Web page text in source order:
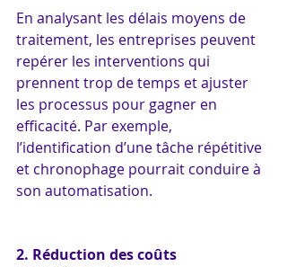
En analysant les délais moyens de
traitement, les entreprises peuvent
repérer les interventions qui
prennent trop de temps et ajuster
les processus pour gagner en
efficacité. Par exemple,
l’identification d’une tâche répétitive
et chronophage pourrait conduire à
son automatisation.
2. Réduction des coûts